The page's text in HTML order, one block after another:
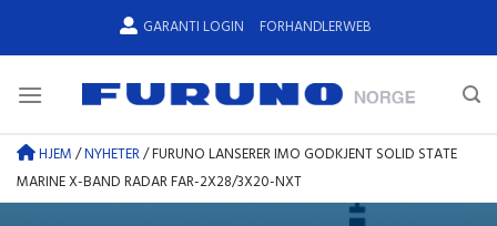
GARANTI LOGIN FORHANDLERWEB
HJEM/NYHETER/FURUNO LANSERER IMO GODKJENT SOLID STATE
MARINE X-BAND RADAR FAR-2X28/3X20-NXT